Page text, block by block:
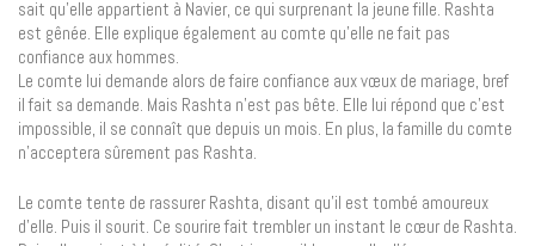
sait qu’elle appartient à Navier, ce qui surprenant la jeune fille. Rashta
est gênée. Elle explique également au comte qu’elle ne fait pas
confiance aux hommes.
Le comte lui demande alors de faire confiance aux vœux de mariage, bref
il fait sa demande. Mais Rashta n’est pas bête. Elle lui répond que c’est
impossible, il se connaît que depuis un mois. En plus, la famille du comte
n’acceptera sûrement pas Rashta.
Le comte tente de rassurer Rashta, disant qu’il est tombé amoureux
d’elle. Puis il sourit. Ce sourire fait trembler un instant le cœur de Rashta.